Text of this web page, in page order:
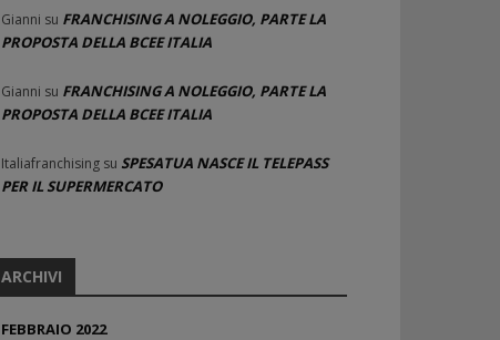
Gianni su FRANCHISING A NOLEGGIO, PARTE LA
PROPOSTA DELLA BCEE ITALIA
Gianni su FRANCHISING A NOLEGGIO, PARTE LA
PROPOSTA DELLA BCEE ITALIA
Italiafranchising su SPESATUA NASCE IL TELEPASS
PER IL SUPERMERCATO
ARCHIVI
FEBBRAIO 2022